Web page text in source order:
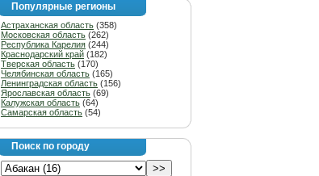
Популярные регионы
Астраханская область (358)
Московская область (262)
Республика Карелия (244)
Краснодарский край (182)
Тверская область (170)
Челябинская область (165)
Ленинградская область (156)
Ярославская область (69)
Калужская область (64)
Самарская область (54)
Поиск по городу